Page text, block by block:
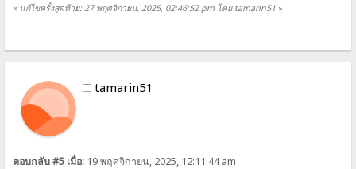
« แก้ไขครั้งสุดท้าย: 27 พฤศจิกายน, 2025, 02:46:52 pm โดย tamarin51 »
tamarin51
ตอบกลับ #5 เมื่อ: 19 พฤศจิกายน, 2025, 12:11:44 am